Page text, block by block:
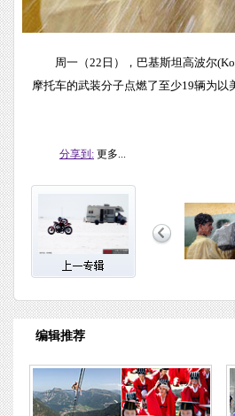
周一（22日），巴基斯坦高波尔
摩托车的武装分子点燃了至少19辆为
分享到: 更多...
编辑推荐